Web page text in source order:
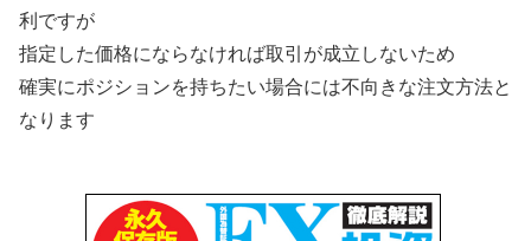
利ですが
指定した価格にならなければ取引が成立しないため
確実にポジションを持ちたい場合には不向きな注文方法と
なります